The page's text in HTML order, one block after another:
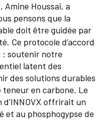
Amine Houssai, a
pensons que la
doit être guidée par
Ce protocole d’accord
: soutenir notre
latent des
des solutions durables
teneur en carbone. Le
d’INNOVX offrirait un
et au phosphogypse de